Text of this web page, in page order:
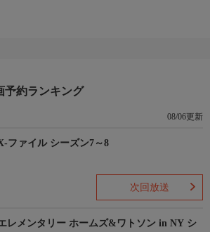
予約ランキング
08/06更新
ファイル シーズン7～8
次回放送
レメンタリー ホームズ&ワトソン in NY シ